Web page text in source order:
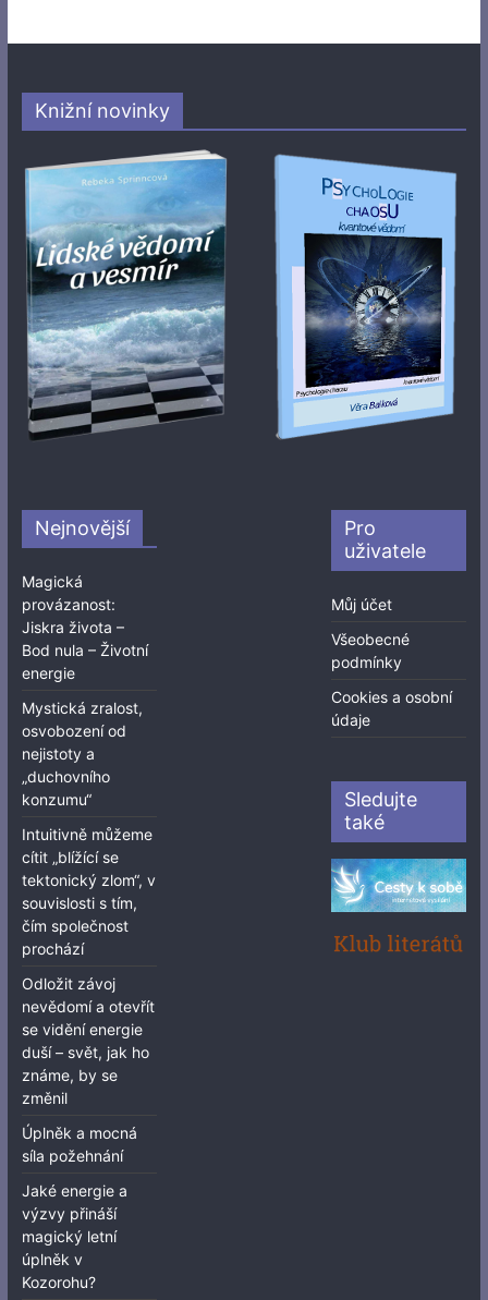
Knižní novinky
Nejnovější
Magická
provázanost:
Jiskra života –
Bod nula – Životní
energie
Mystická zralost,
osvobození od
nejistoty a
„duchovního
konzumu“
Intuitivně můžeme
cítit „blížící se
tektonický zlom“, v
souvislosti s tím,
čím společnost
prochází
Odložit závoj
nevědomí a otevřít
se vidění energie
duší – svět, jak ho
známe, by se
změnil
Úplněk a mocná
síla požehnání
Jaké energie a
výzvy přináší
magický letní
úplněk v
Kozorohu?
Pro
uživatele
Můj účet
Všeobecné
podmínky
Cookies a osobní
údaje
Sledujte
také